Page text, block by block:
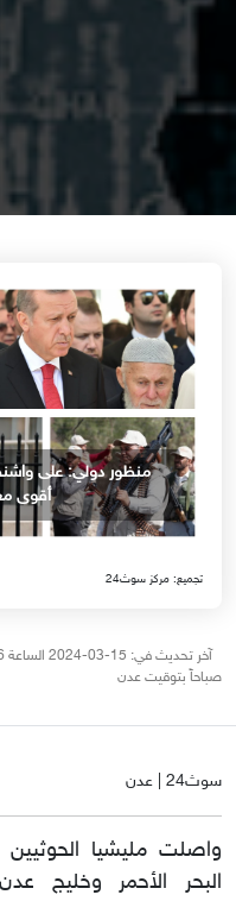
‏منظور دولي: على
أقوى
تجميع: مركز سوث24
آخر تحديث
صباحاً بتوقيت عدن
سوث24 | عدن
واصلت مليشيا
البحر الأحمر وخليج